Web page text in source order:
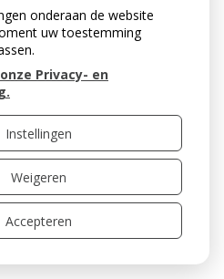
instellingen
onderaan de website
uw toestemming
Privacy- en
Instellingen
Weigeren
Accepteren